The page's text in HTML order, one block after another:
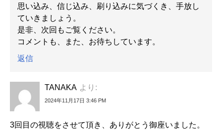
思い込み、信じ込み、刷り込みに気づくき、手放し
ていきましょう。
是非、次回もご覧ください。
コメントも、また、お待ちしています。
返信
TANAKA より:
2024年11月17日 3:46 PM
3回目の視聴をさせて頂き、ありがとう御座いました。